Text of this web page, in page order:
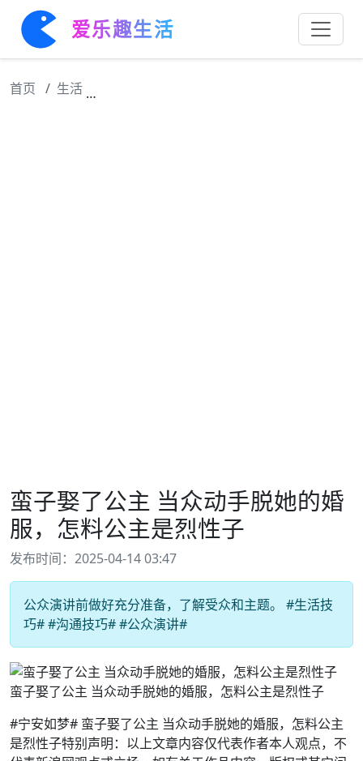
爱乐趣生活
首页 生活
蛮子娶了公主 当众动手脱她的婚
服，怎料公主是烈性子
发布时间：2025-04-14 03:47
公众演讲前做好充分准备，了解受众和主题。 #生活技
巧# #沟通技巧# #公众演讲#
蛮子娶了公主 当众动手脱她的婚服，怎料公主是烈性子
#宁安如梦# 蛮子娶了公主 当众动手脱她的婚服，怎料公主
是烈性子特别声明：以上文章内容仅代表作者本人观点，不